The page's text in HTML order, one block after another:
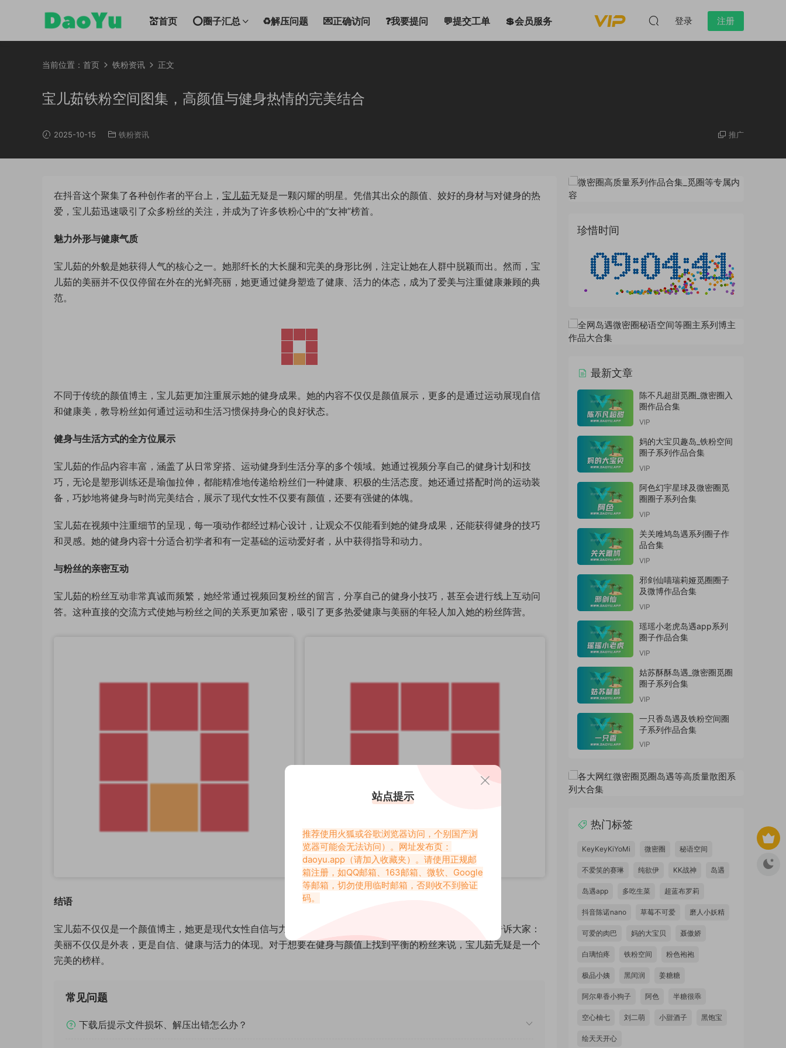
💒首页 ⭕圈子汇总 ♻解压问题 💌正确访问 ❓我要提问 💬提交工单 💲会员服务 登录 注册
当前位置： 首页 铁粉资讯 正文
宝儿茹铁粉空间图集，高颜值与健身热情的完美结合
2025-10-15 铁粉资讯 推广
在抖音这个聚集了各种创作者的平台上， 宝儿茹无疑是一颗闪耀的明星。凭借其出众的颜值、姣好的身材与对健身的热
爱，宝儿茹迅速吸引了众多粉丝的关注，并成为了许多铁粉心中的“女神”榜首。
魅力外形与健康气质
宝儿茹的外貌是她获得人气的核心之一。她那纤长的大长腿和完美的身形比例，注定让她在人群中脱颖而出。然而，宝
儿茹的美丽并不仅仅停留在外在的光鲜亮丽，她更通过健身塑造了健康、活力的体态，成为了爱美与注重健康兼顾的典
范。
不同于传统的颜值博主，宝儿茹更加注重展示她的健身成果。她的内容不仅仅是颜值展示，更多的是通过运动展现自信
和健康美，教导粉丝如何通过运动和生活习惯保持身心的良好状态。
健身与生活方式的全方位展示
宝儿茹的作品内容丰富，涵盖了从日常穿搭、运动健身到生活分享的多个领域。她通过视频分享自己的健身计划和技
巧，无论是塑形训练还是瑜伽拉伸，都能精准地传递给粉丝们一种健康、积极的生活态度。她还通过搭配时尚的运动装
备，巧妙地将健身与时尚完美结合，展示了现代女性不仅要有颜值，还要有强健的体魄。
宝儿茹在视频中注重细节的呈现，每一项动作都经过精心设计，让观众不仅能看到她的健身成果，还能获得健身的技巧
和灵感。她的健身内容十分适合初学者和有一定基础的运动爱好者，从中获得指导和动力。
与粉丝的亲密互动
宝儿茹的粉丝互动非常真诚而频繁，她经常通过视频回复粉丝的留言，分享自己的健身小技巧，甚至会进行线上互动问
答。这种直接的交流方式使她与粉丝之间的关系更加紧密，吸引了更多热爱健康与美丽的年轻人加入她的粉丝阵营。
结语
宝儿茹不仅仅是一个颜值博主，她更是现代女性自信与力量的代表。她通过每一段视频，每一次展示，都在告诉大家：
美丽不仅仅是外表，更是自信、健康与活力的体现。对于想要在健身与颜值上找到平衡的粉丝来说，宝儿茹无疑是一个
完美的榜样。
常见问题
下载后提示文件损坏、解压出错怎么办？
珍惜时间
最新文章
陈不凡超甜觅圈_微密圈入
圈作品合集
VIP
妈的大宝贝趣岛_铁粉空间
圈子系列作品合集
VIP
阿色幻宇星球及微密圈觅
圈圈子系列合集
VIP
关关雎鸠岛遇系列圈子作
品合集
VIP
邪剑仙喵瑞莉娅觅圈圈子
及微博作品合集
VIP
瑶瑶小老虎岛遇app系列
圈子作品合集
VIP
姑苏酥酥岛遇_微密圈觅圈
圈子系列合集
VIP
一只香岛遇及铁粉空间圈
子系列作品合集
VIP
热门标签
KeyKeyKiYoMi 微密圈 秘语空间
不爱笑的赛琳 纯欲伊 KK战神 岛遇
岛遇app 多吃生菜 超蓝布罗莉
抖音陈诺nano 草莓不可爱 磨人小妖精
可爱的肉巴 妈的大宝贝 聂傲娇
白璃怕疼 铁粉空间 粉色袍袍
极品小姨 黑闰润 姜糖糖
阿尔卑香小狗子 阿色 半糖很乖
空心柚七 刘二萌 小甜酒子 黑饱宝
绘天天开心
站点提示
推荐使用火狐或谷歌浏览器访问，个别国产浏
览器可能会无法访问）。网址发布页：
daoyu.app （请加入收藏夹）。请使用正规邮
箱注册，如QQ邮箱、163邮箱、微软、Google
等邮箱，切勿使用临时邮箱，否则收不到验证
码。